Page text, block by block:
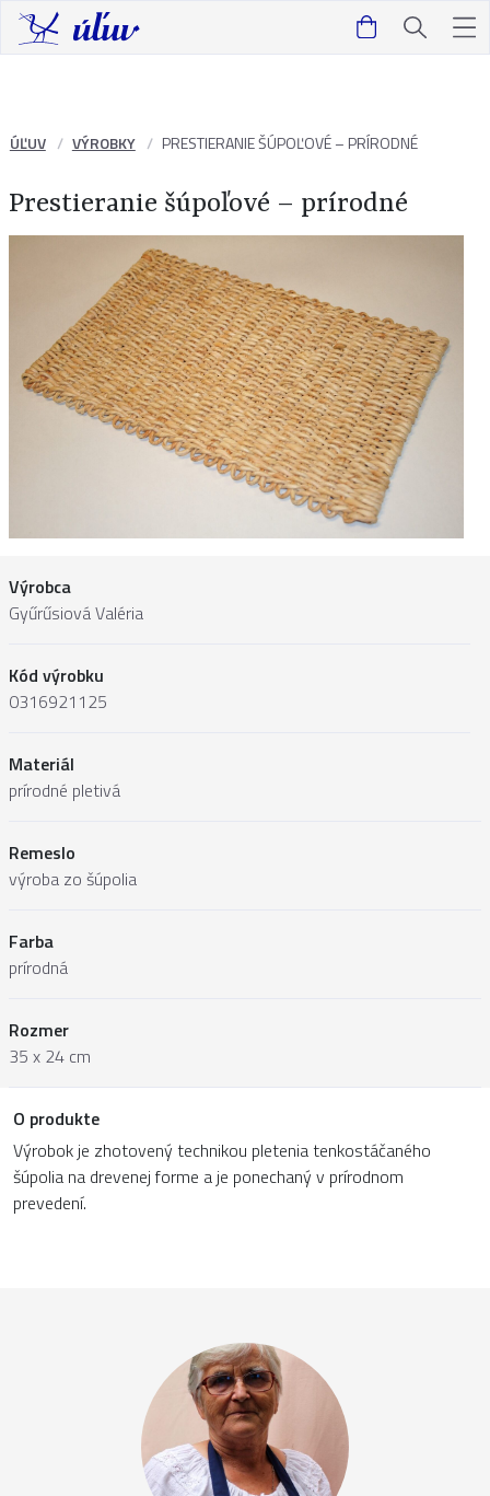
ÚĽUV VÝROBKY PRESTIERANIE ŠÚPOĽOVÉ – PRÍRODNÉ
Prestieranie šúpoľové – prírodné
Výrobca
Gyűrűsiová Valéria
Kód výrobku
0316921125
Materiál
prírodné pletivá
Remeslo
výroba zo šúpolia
Farba
prírodná
Rozmer
35 x 24 cm
O produkte
Výrobok je zhotovený technikou pletenia tenkostáčaného
šúpolia na drevenej forme a je ponechaný v prírodnom
prevedení.